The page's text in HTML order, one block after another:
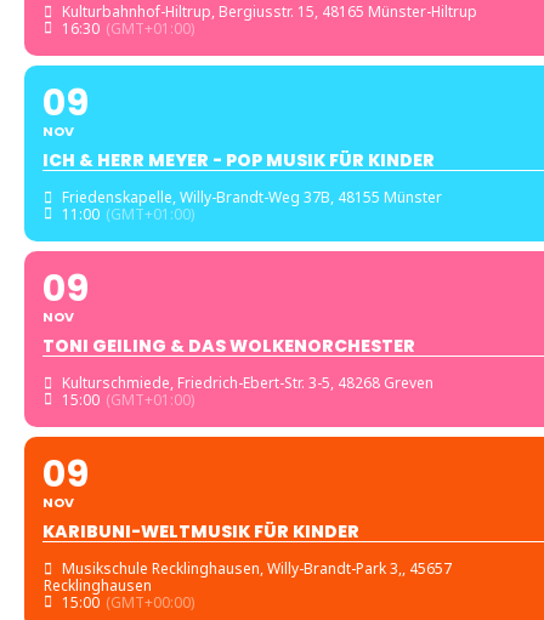
Kulturbahnhof-Hiltrup, Bergiusstr. 15, 48165 Münster-Hiltrup
16:30 (GMT+01:00)
09
NOV
ICH & HERR MEYER - POP MUSIK FÜR KINDER
Friedenskapelle, Willy-Brandt-Weg 37B, 48155 Münster
11:00 (GMT+01:00)
09
NOV
TONI GEILING & DAS WOLKENORCHESTER
Kulturschmiede, Friedrich-Ebert-Str. 3-5, 48268 Greven
15:00 (GMT+01:00)
09
NOV
KARIBUNI-WELTMUSIK FÜR KINDER
Musikschule Recklinghausen, Willy-Brandt-Park 3,, 45657
Recklinghausen
15:00 (GMT+00:00)